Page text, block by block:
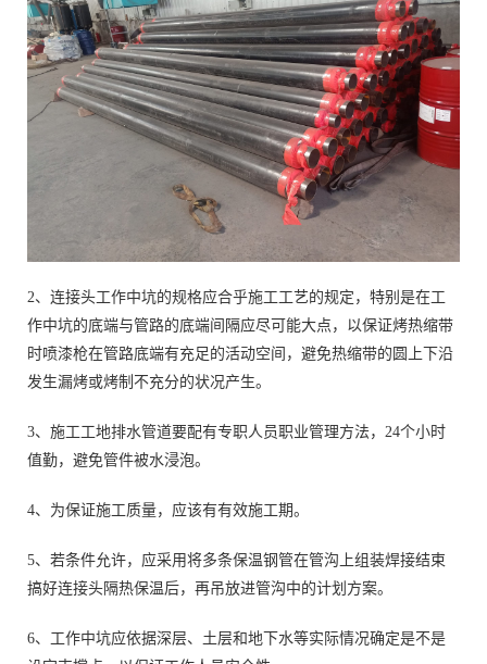
2、连接头工作中坑的规格应合乎施工工艺的规定，特别是在工
作中坑的底端与管路的底端间隔应尽可能大点，以保证烤热缩带
时喷漆枪在管路底端有充足的活动空间，避免热缩带的圆上下沿
发生漏烤或烤制不充分的状况产生。
3、施工工地排水管道要配有专职人员职业管理方法，24个小时
值勤，避免管件被水浸泡。
4、为保证施工质量，应该有有效施工期。
5、若条件允许，应采用将多条保温钢管在管沟上组装焊接结束
搞好连接头隔热保温后，再吊放进管沟中的计划方案。
6、工作中坑应依据深层、土层和地下水等实际情况确定是不是